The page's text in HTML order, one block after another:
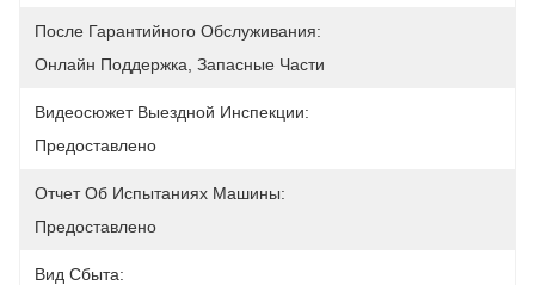
После Гарантийного Обслуживания:
Онлайн Поддержка, Запасные Части
Видеосюжет Выездной Инспекции:
Предоставлено
Отчет Об Испытаниях Машины:
Предоставлено
Вид Сбыта: